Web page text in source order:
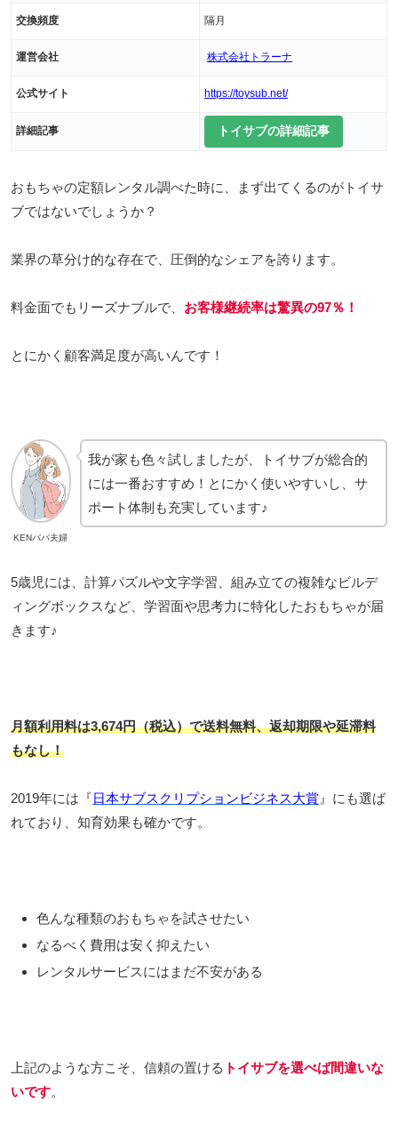
交換頻度 隔月
運営会社 株式会社トラーナ
公式サイト https://toysub.net/
詳細記事 トイサブの詳細記事
おもちゃの定額レンタル調べた時に、まず出てくるのがトイサ
ブではないでしょうか？
業界の草分け的な存在で、圧倒的なシェアを誇ります。
料金面でもリーズナブルで、 お客様継続率は驚異の97％！
とにかく顧客満足度が高いんです！
KENパパ夫婦
我が家も色々試しましたが、トイサブが総合的
には一番おすすめ！とにかく使いやすいし、サ
ポート体制も充実しています♪
5歳児には、計算パズルや文字学習、組み立ての複雑なビルデ
ィングボックスなど、学習面や思考力に特化したおもちゃが届
きます♪
月額利用料は3,674円（税込）で送料無料、返却期限や延滞料
もなし！
2019年には『日本サブスクリプションビジネス大賞 』にも選ば
れており、知育効果も確かです。
色んな種類のおもちゃを試させたい
なるべく費用は安く抑えたい
レンタルサービスにはまだ不安がある
上記のような方こそ、信頼の置ける トイサブを選べば間違いな
いです。